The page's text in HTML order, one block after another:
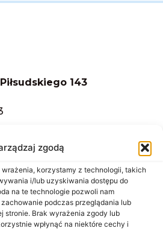
zgodą
korzystamy z technologii, takich
i/lub uzyskiwania dostępu do
na te technologie pozwoli nam
podczas przeglądania lub
stronie. Brak wyrażenia zgody lub
wpłynąć na niektóre cechy i
143